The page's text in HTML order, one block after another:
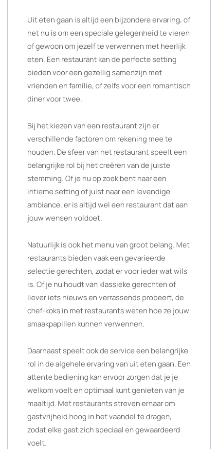
Uit eten gaan is altijd een bijzondere ervaring, of
het nu is om een speciale gelegenheid te vieren
of gewoon om jezelf te verwennen met heerlijk
eten. Een restaurant kan de perfecte setting
bieden voor een gezellig samenzijn met
vrienden en familie, of zelfs voor een romantisch
diner voor twee.
Bij het kiezen van een restaurant zijn er
verschillende factoren om rekening mee te
houden. De sfeer van het restaurant speelt een
belangrijke rol bij het creëren van de juiste
stemming. Of je nu op zoek bent naar een
intieme setting of juist naar een levendige
ambiance, er is altijd wel een restaurant dat aan
jouw wensen voldoet.
Natuurlijk is ook het menu van groot belang. Met
restaurants bieden vaak een gevarieerde
selectie gerechten, zodat er voor ieder wat wils
is. Of je nu houdt van klassieke gerechten of
liever iets nieuws en verrassends probeert, de
chef-koks in met restaurants weten hoe ze jouw
smaakpapillen kunnen verwennen.
Daarnaast speelt ook de service een belangrijke
rol in de algehele ervaring van uit eten gaan. Een
attente bediening kan ervoor zorgen dat je je
welkom voelt en optimaal kunt genieten van je
maaltijd. Met restaurants streven ernaar om
gastvrijheid hoog in het vaandel te dragen,
zodat elke gast zich speciaal en gewaardeerd
voelt.